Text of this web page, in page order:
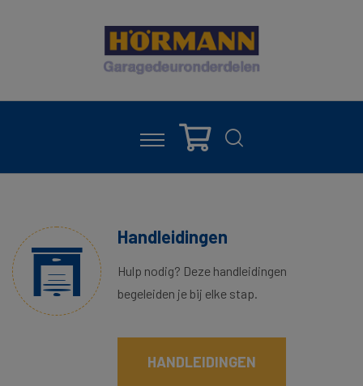
Handleidingen
Hulp nodig? Deze handleidingen
begeleiden je bij elke stap.
HANDLEIDINGEN